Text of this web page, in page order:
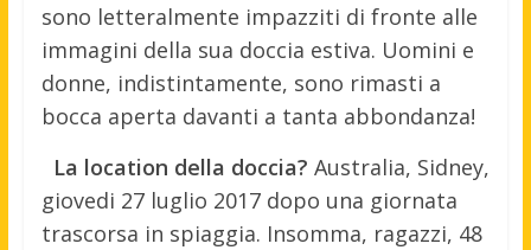
sono letteralmente impazziti di fronte alle
immagini della sua doccia estiva. Uomini e
donne, indistintamente, sono rimasti a
bocca aperta davanti a tanta abbondanza!
La location della doccia? Australia, Sidney,
giovedi 27 luglio 2017 dopo una giornata
trascorsa in spiaggia. Insomma, ragazzi, 48